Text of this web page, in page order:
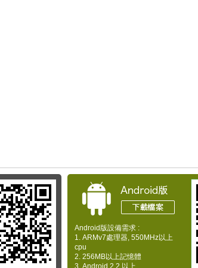
Android版設備需求 :
1. ARMv7處理器, 550MHz以上
cpu
2. 256MB以上記憶體
3. Android 2.2 以上